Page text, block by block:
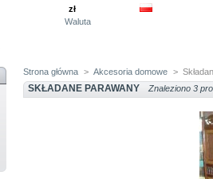
zł
Waluta
Strona główna > Akcesoria domowe >
SKŁADANE PARAWANY Znaleziono 3